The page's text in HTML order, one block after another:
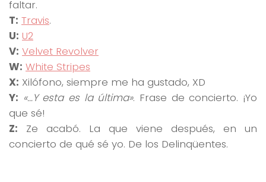
faltar.
T: Travis.
U: U2
V: Velvet Revolver
W: White Stripes
X: Xilófono, siempre me ha gustado, XD
Y: «…Y esta es la última». Frase de concierto. ¡Yo
que sé!
Z: Ze acabó. La que viene después, en un
concierto de qué sé yo. De los Delinqüentes.